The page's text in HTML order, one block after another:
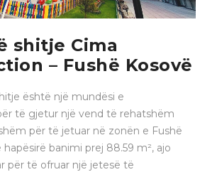
shitje Cima
– Fushë Kosovë
është një mundësi e
të gjetur një vend të rehatshëm
për të jetuar në zonën e Fushë
hapësirë banimi prej 88.59 m², ajo
për të ofruar një jetesë të